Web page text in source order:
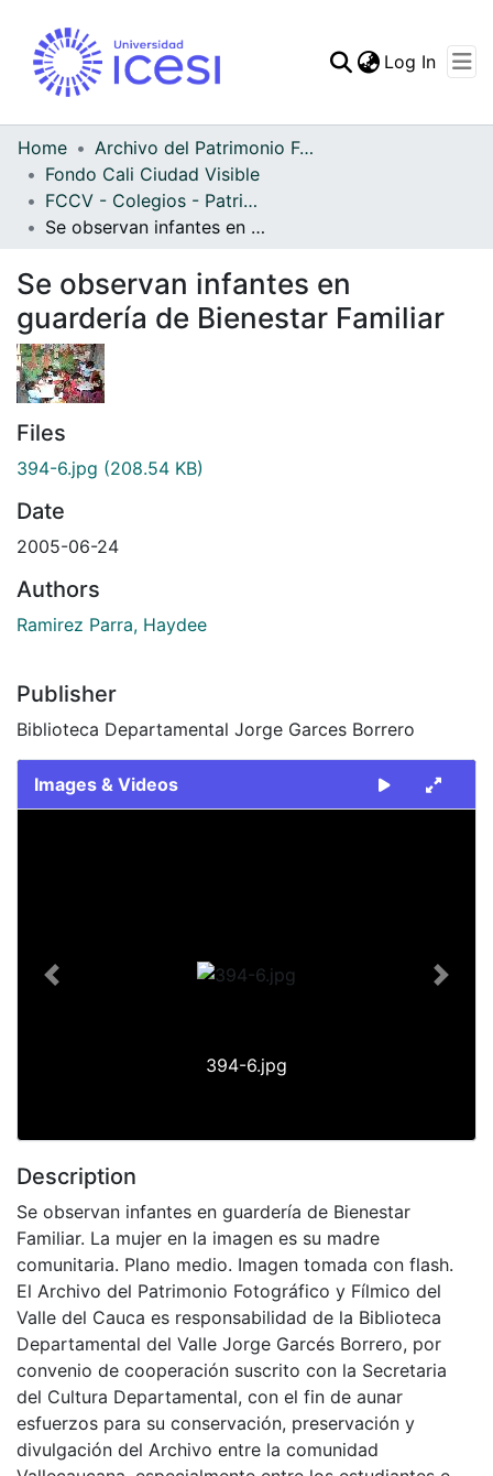
Log In
Home
Archivo del Patrimonio Fotográfico y Fílmico del Valle del Cauca
Fondo Cali Ciudad Visible
FCCV - Colegios - Patrimonial
Se observan infantes en guardería de Bienestar Familiar
Se observan infantes en
guardería de Bienestar Familiar
Files
394-6.jpg (208.54 KB)
Date
2005-06-24
Authors
Ramirez Parra, Haydee
Publisher
Biblioteca Departamental Jorge Garces Borrero
Images & Videos
394-6.jpg
Previous Next
Description
Se observan infantes en guardería de Bienestar
Familiar. La mujer en la imagen es su madre
comunitaria. Plano medio. Imagen tomada con flash.
El Archivo del Patrimonio Fotográfico y Fílmico del
Valle del Cauca es responsabilidad de la Biblioteca
Departamental del Valle Jorge Garcés Borrero, por
convenio de cooperación suscrito con la Secretaria
del Cultura Departamental, con el fin de aunar
esfuerzos para su conservación, preservación y
divulgación del Archivo entre la comunidad